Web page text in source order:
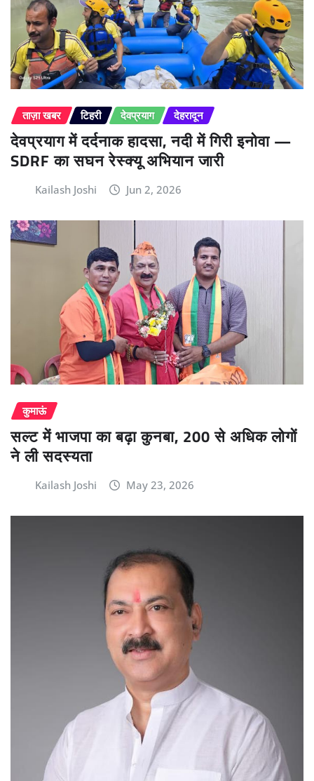
ताज़ा खबर टिहरी देवप्रयाग देहरादून
देवप्रयाग में दर्दनाक हादसा, नदी में गिरी इनोवा —
SDRF का सघन रेस्क्यू अभियान जारी
Kailash Joshi Jun 2, 2026
कुमाऊं
सल्ट में भाजपा का बढ़ा कुनबा, 200 से अधिक लोगों
ने ली सदस्यता
Kailash Joshi May 23, 2026